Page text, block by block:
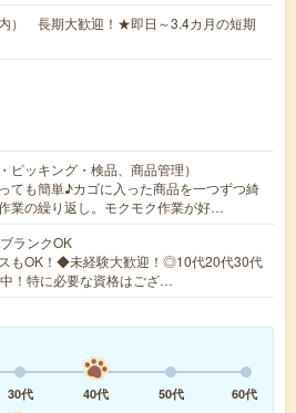
） 長期大歓迎！★即日～3.4カ月の短期
ピッキング・検品、商品管理）
ても簡単♪カゴに入った商品を一つずつ綺
業の繰り返し。モクモク作業が好…
ランクOK
もOK！◆未経験大歓迎！◎10代20代30代
！特に必要な資格はござ…
30代 40代 50代
60代